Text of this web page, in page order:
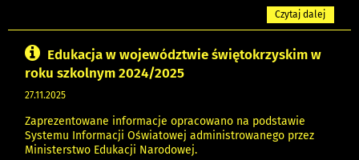
Czytaj dalej
Edukacja w województwie świętokrzyskim w
roku szkolnym 2024/2025
27.11.2025
Zaprezentowane informacje opracowano na podstawie
Systemu Informacji Oświatowej administrowanego przez
Ministerstwo Edukacji Narodowej.